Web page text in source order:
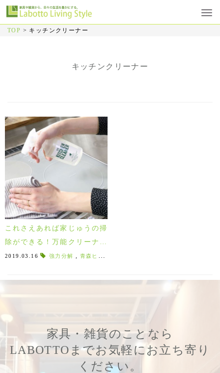
TOP > キッチンクリーナー
キッチンクリーナー
これさえあれば家じゅうの掃
除ができる！万能クリーナー
で時短お掃除！
2019.03.16 強力分解 青森ヒバ
家具・雑貨のことなら
LABOTTOまでお気軽にお立ち寄り
ください。